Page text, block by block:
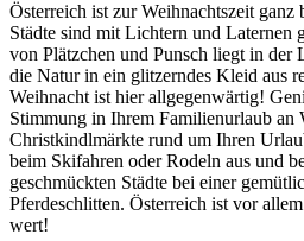
Österreich ist zur Weihnachtszeit
Städte sind mit Lichtern und Laternen
von Plätzchen und Punsch liegt in
die Natur in ein glitzerndes Kleid aus
Weihnacht ist hier allgegenwärtig!
Stimmung in Ihrem Familienurlaub an
Christkindlmärkte rund um Ihren
beim Skifahren oder Rodeln aus und
geschmückten Städte bei einer
Pferdeschlitten. Österreich ist vor
wert!